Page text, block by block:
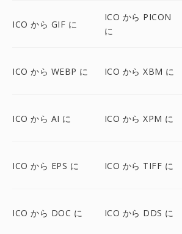
ICO から GIF に
ICO から PICON
に
ICO から WEBP に ICO から XBM に
ICO から AI に ICO から XPM に
ICO から EPS に ICO から TIFF に
ICO から DOC に ICO から DDS に